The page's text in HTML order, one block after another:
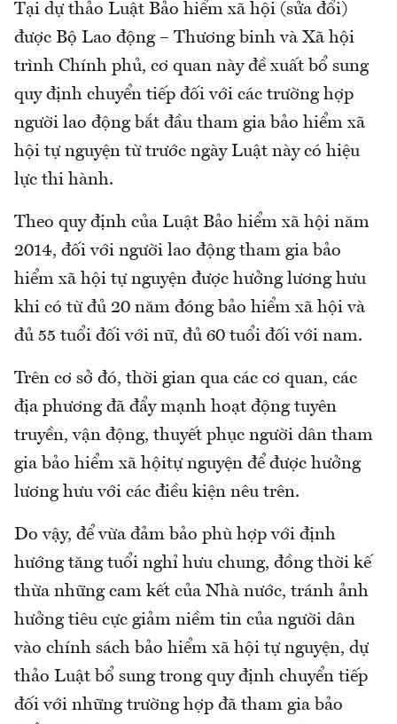
Tại dự thảo Luật Bảo hiểm xã hội (sửa đổi)
được Bộ Lao động – Thương binh và Xã hội
trình Chính phủ, cơ quan này đề xuất bổ sung
quy định chuyển tiếp đối với các trường hợp
người lao động bắt đầu tham gia bảo hiểm xã
hội tự nguyện từ trước ngày Luật này có hiệu
lực thi hành.
Theo quy định của Luật Bảo hiểm xã hội năm
2014, đối với người lao động tham gia bảo
hiểm xã hội tự nguyện được hưởng lương hưu
khi có từ đủ 20 năm đóng bảo hiểm xã hội và
đủ 55 tuổi đối với nữ, đủ 60 tuổi đối với nam.
Trên cơ sở đó, thời gian qua các cơ quan, các
địa phương đã đẩy mạnh hoạt động tuyên
truyền, vận động, thuyết phục người dân tham
gia bảo hiểm xã hộitự nguyện để được hưởng
lương hưu với các điều kiện nêu trên.
Do vậy, để vừa đảm bảo phù hợp với định
hướng tăng tuổi nghỉ hưu chung, đồng thời kế
thừa những cam kết của Nhà nước, tránh ảnh
hưởng tiêu cực giảm niềm tin của người dân
vào chính sách bảo hiểm xã hội tự nguyện, dự
thảo Luật bổ sung trong quy định chuyển tiếp
đối với những trường hợp đã tham gia bảo